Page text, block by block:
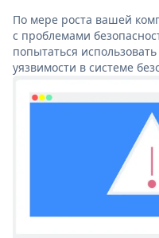
По мере роста вашей
с проблемами
попытаться
уязвимости в системе